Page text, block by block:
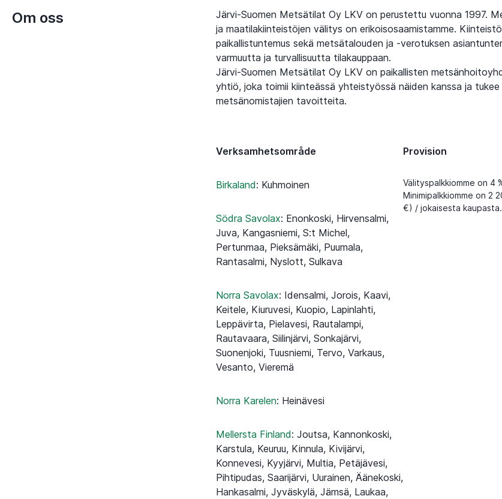
Om oss
Järvi-Suomen Metsätilat Oy LKV on perustettu vuonna 1997.
ja maatilakiinteistöjen välitys on erikoisosaamistamme.
paikallistuntemus sekä metsätalouden ja -verotuksen
varmuutta ja turvallisuutta tilakauppaan.
Järvi-Suomen Metsätilat Oy LKV on paikallisten
yhtiö, joka toimii kiinteässä yhteistyössä näiden kanssa ja tukee
metsänomistajien tavoitteita.
Verksamhetsområde
Birkaland: Kuhmoinen
Södra Savolax: Enonkoski, Hirvensalmi,
Juva, Kangasniemi, S:t Michel,
Pertunmaa, Pieksämäki, Puumala,
Rantasalmi, Nyslott, Sulkava
Norra Savolax: Idensalmi, Jorois, Kaavi,
Keitele, Kiuruvesi, Kuopio, Lapinlahti,
Leppävirta, Pielavesi, Rautalampi,
Rautavaara, Siilinjärvi, Sonkajärvi,
Suonenjoki, Tuusniemi, Tervo, Varkaus,
Vesanto, Vieremä
Norra Karelen: Heinävesi
Mellersta Finland: Joutsa, Kannonkoski,
Karstula, Keuruu, Kinnula, Kivijärvi,
Konnevesi, Kyyjärvi, Multia, Petäjävesi,
Pihtipudas, Saarijärvi, Uurainen, Äänekoski,
Hankasalmi, Jyväskylä, Jämsä, Laukaa,
Provision
Välityspalkkiomme on 4
Minimipalkkiomme on 2
€) / jokaisesta kaupasta.